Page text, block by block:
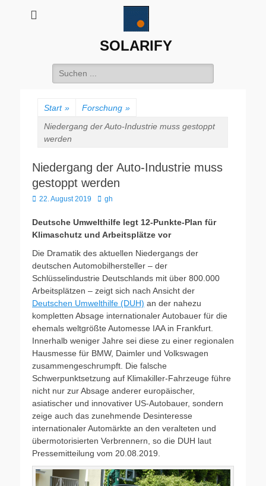
SOLARIFY
Suchen
nach:
Start » Forschung »
Niedergang der Auto-Industrie muss gestoppt
werden
Niedergang der Auto-Industrie muss
gestoppt werden
Veröffentlicht
22. August 2019 Autor
gh
Deutsche Umwelthilfe legt 12-Punkte-Plan für
Klimaschutz und Arbeitsplätze vor
Die Dramatik des aktuellen Niedergangs der
deutschen Automobilhersteller – der
Schlüsselindustrie Deutschlands mit über 800.000
Arbeitsplätzen – zeigt sich nach Ansicht der
Deutschen Umwelthilfe (DUH) an der nahezu
kompletten Absage internationaler Autobauer für die
ehemals weltgrößte Automesse IAA in Frankfurt.
Innerhalb weniger Jahre sei diese zu einer regionalen
Hausmesse für BMW, Daimler und Volkswagen
zusammengeschrumpft. Die falsche
Schwerpunktsetzung auf Klimakiller-Fahrzeuge führe
nicht nur zur Absage anderer europäischer,
asiatischer und innovativer US-Autobauer, sondern
zeige auch das zunehmende Desinteresse
internationaler Automärkte an den veralteten und
übermotorisierten Verbrennern, so die DUH laut
Pressemitteilung vom 20.08.2019.